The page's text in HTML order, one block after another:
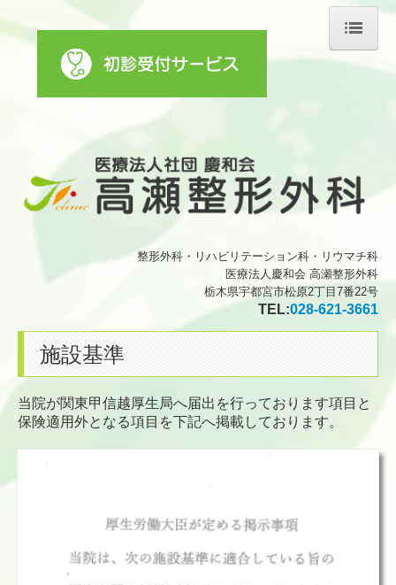
ホーム
リハビリテーション科
施設・設備のご案内
ことの葉
整形外科・リハビリテーション科・リウマチ科
医療法人慶和会 高瀬整形外科
栃木県宇都宮市松原2丁目7番22号
TEL:028-621-3661
施設基準
当院が関東甲信越厚生局へ届出を行っております項目と
保険適用外となる項目を下記へ掲載しております。